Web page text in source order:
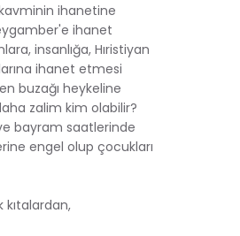
ihanetine
ihanet
insanlığa, Hıristiyan
ihanet etmesi
buzağı heykeline
zalim kim olabilir?
bayram saatlerinde
engel olup çocukları
kıtalardan,